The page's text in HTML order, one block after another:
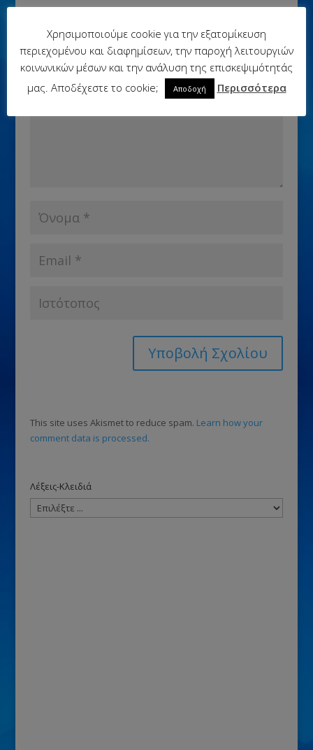
Η ηλ. διεύθυνση σας δεν δημοσιεύεται. Τα υποχρεωτικά
πεδία σημειώνονται με*
This site uses Akismet to reduce spam. Learn how your
comment data is processed.
Λέξεις-Κλειδιά
Χρησιμοποιούμε cookie για την εξατομίκευση
περιεχομένου και διαφημίσεων, την παροχή λειτουργιών
κοινωνικών μέσων και την ανάλυση της επισκεψιμότητάς
μας. Αποδέχεστε το cookie;
Αποδοχή Περισσότερα